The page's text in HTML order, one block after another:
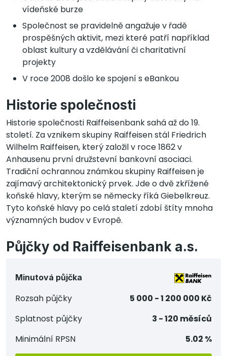
vídeňské burze
Společnost se pravidelně angažuje v řadě
prospěšných aktivit, mezi které patří například
oblast kultury a vzdělávání či charitativní
projekty
V roce 2008 došlo ke spojení s eBankou
Historie společnosti
Historie společnosti Raiffeisenbank sahá až do 19.
století. Za vznikem skupiny Raiffeisen stál Friedrich
Wilhelm Raiffeisen, který založil v roce 1862 v
Anhausenu první družstevní bankovní asociaci.
Tradiční ochrannou známkou skupiny Raiffeisen je
zajímavý architektonický prvek. Jde o dvě zkřížené
koňské hlavy, kterým se německy říká Giebelkreuz.
Tyto koňské hlavy po celá staletí zdobí štíty mnoha
významných budov v Evropě.
Půjčky od Raiffeisenbank a.s.
Minutová půjčka
Rozsah půjčky
5 000 - 1 200 000 Kč
Splatnost půjčky
3 - 120 měsíců
Minimální RPSN
5.02 %